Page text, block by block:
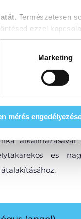
Természetesen
ezzel
Marketing
mérés engedélyezése
alkalmas a forgács
egy
keresztül is képes
alkalmazásával
és